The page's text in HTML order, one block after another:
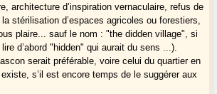
à revitaliser, lotissements à civiliser,
(les cours d’eau par exemple)...
Des pistes à concrétiser !
de communes du Pays d’Albret, Parc
des Landes de Gascogne et l’Ecole
d’Architecture et de Paysage de
architecture d’inspiration vernaculaire, refus de
stérilisation d’espaces agricoles ou forestiers,
plaire... sauf le nom : "the didden village", si
d’abord "hidden" qui aurait du sens ...).
serait préférable, voire celui du quartier en
s’il est encore temps de le suggérer aux